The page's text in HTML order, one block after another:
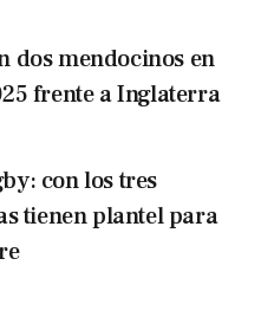
dos mendocinos en
frente a Inglaterra
con los tres
tienen plantel para